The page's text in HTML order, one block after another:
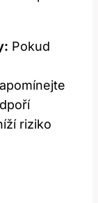
Pokud
riziko